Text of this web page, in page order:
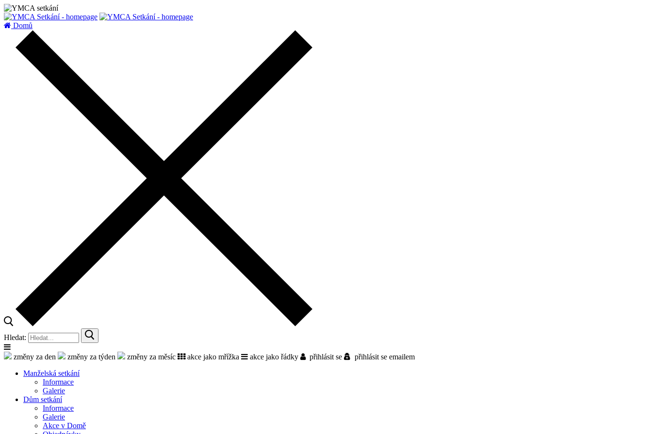
Domů
Hledat:
změny za den změny za týden změny za měsíc akce jako mřížka akce jako řádky přihlásit se
přihlásit se emailem
Manželská setkání
Informace
Galerie
Dům setkání
Informace
Galerie
Akce v Domě
zatížení serveru